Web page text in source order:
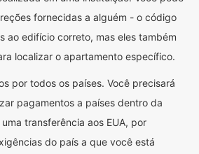
fornecidas a alguém - o código
ao edifício correto, mas eles também
localizar o apartamento específico.
por todos os países. Você precisará
pagamentos a países dentro da
transferência aos EUA, por
do país a que você está